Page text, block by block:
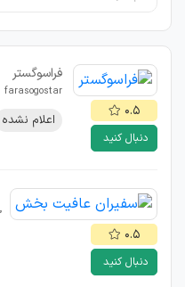
۰.۵
دنبال کنید
فراسوگستر
farasogostar
اعلام نشده
۰.۵
دنبال کنید